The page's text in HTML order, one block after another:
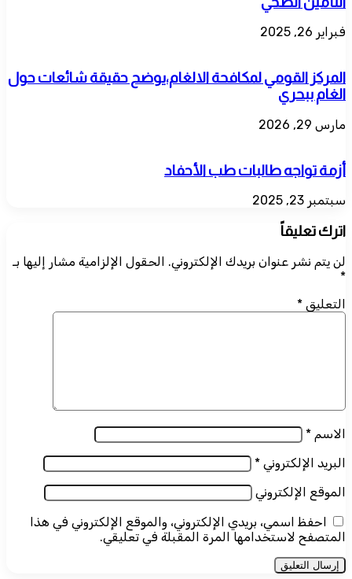
فبراير 26, 2025
المركز القومي لمكافحة الالغام،يوضح حقيقة شائعات حول
الغام ببحري
مارس 29, 2026
أزمة تواجه طالبات طب الأحفاد
سبتمبر 23, 2025
اترك تعليقاً
لن يتم نشر عنوان بريدك الإلكتروني. الحقول الإلزامية مشار إليها بـ
*
التعليق *
الاسم *
البريد الإلكتروني *
الموقع الإلكتروني
احفظ اسمي، بريدي الإلكتروني، والموقع الإلكتروني في هذا
المتصفح لاستخدامها المرة المقبلة في تعليقي.